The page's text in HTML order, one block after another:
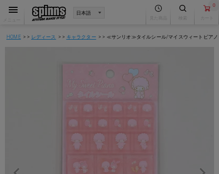
0
HOME レディース キャラクター ≪サンリオ≫タイルシール/マイスウィートピアノ